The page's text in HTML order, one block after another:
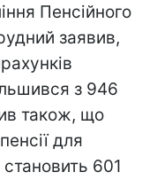
Пенсійного
заявив,
з 946
також, що
для
601